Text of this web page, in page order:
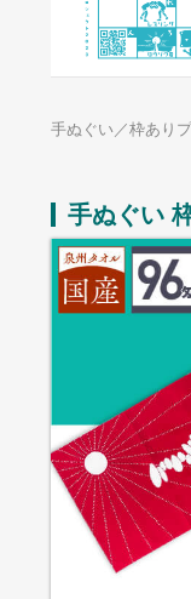
手ぬぐい／枠あり
手ぬぐい